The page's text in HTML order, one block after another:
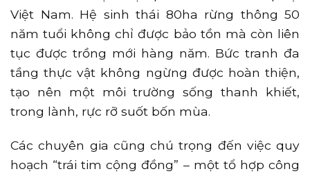
Việt Nam. Hệ sinh thái 80ha rừng thông 50
năm tuổi không chỉ được bảo tồn mà còn liên
tục được trồng mới hàng năm. Bức tranh đa
tầng thực vật không ngừng được hoàn thiện,
tạo nên một môi trường sống thanh khiết,
trong lành, rực rỡ suốt bốn mùa.
Các chuyên gia cũng chú trọng đến việc quy
hoạch “trái tim cộng đồng” – một tổ hợp công